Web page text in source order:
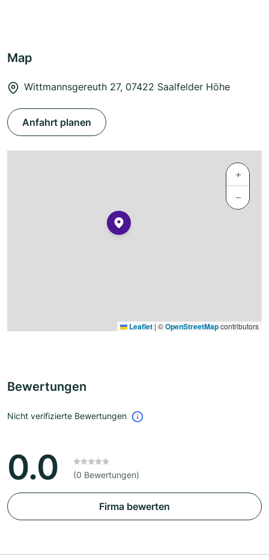
Map
Wittmannsgereuth 27, 07422 Saalfelder Höhe
Anfahrt planen
+
−
Leaflet | ©OpenStreetMapcontributors
Bewertungen
Nicht verifizierte Bewertungen
0.0 (0 Bewertungen)
Firma bewerten